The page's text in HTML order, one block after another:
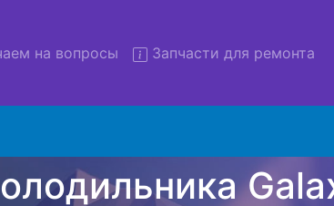
на вопросы Запчасти для ремонта
вывозом - чтобы клиент не тратил свое
наш мастер сам заберет холодильник